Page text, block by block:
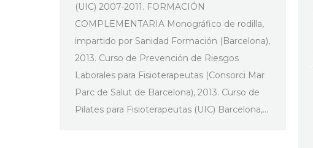
(UIC) 2007-2011. FORMACIÓN
COMPLEMENTARIA Monográfico de rodilla,
impartido por Sanidad Formación (Barcelona),
2013. Curso de Prevención de Riesgos
Laborales para Fisioterapeutas (Consorci Mar
Parc de Salut de Barcelona), 2013. Curso de
Pilates para Fisioterapeutas (UIC) Barcelona,…